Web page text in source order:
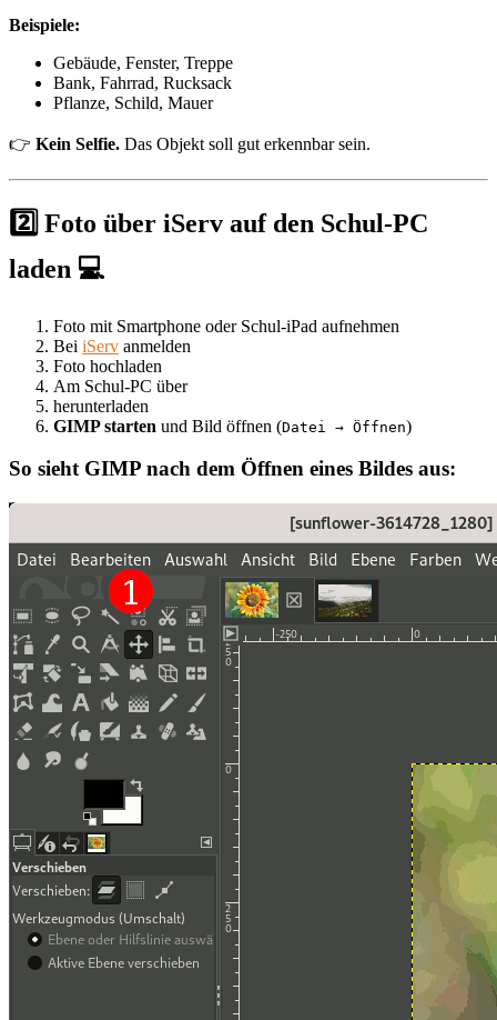
Beispiele:
Gebäude, Fenster, Treppe
Bank, Fahrrad, Rucksack
Pflanze, Schild, Mauer
👉 Kein Selfie. Das Objekt soll gut erkennbar sein.
2️⃣ Foto über iServ auf den Schul-PC
laden 💻
Foto mit Smartphone oder Schul-iPad aufnehmen
Bei iServ anmelden
Foto hochladen
Am Schul-PC über
herunterladen
GIMP starten und Bild öffnen (Datei → Öffnen)
So sieht GIMP nach dem Öffnen eines Bildes aus: